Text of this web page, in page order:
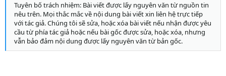
Tuyên bố trách nhiệm: Bài viết được lấy nguyên văn từ nguồn tin
nêu trên. Mọi thắc mắc về nội dung bài viết xin liên hệ trực tiếp
với tác giả. Chúng tôi sẽ sửa, hoặc xóa bài viết nếu nhận được yêu
cầu từ phía tác giả hoặc nếu bài gốc được sửa, hoặc xóa, nhưng
vẫn bảo đảm nội dung được lấy nguyên văn từ bản gốc.